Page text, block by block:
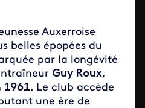
Auxerroise
belles épopées du
par la longévité
Guy Roux,
1961. Le club accède
une ère de